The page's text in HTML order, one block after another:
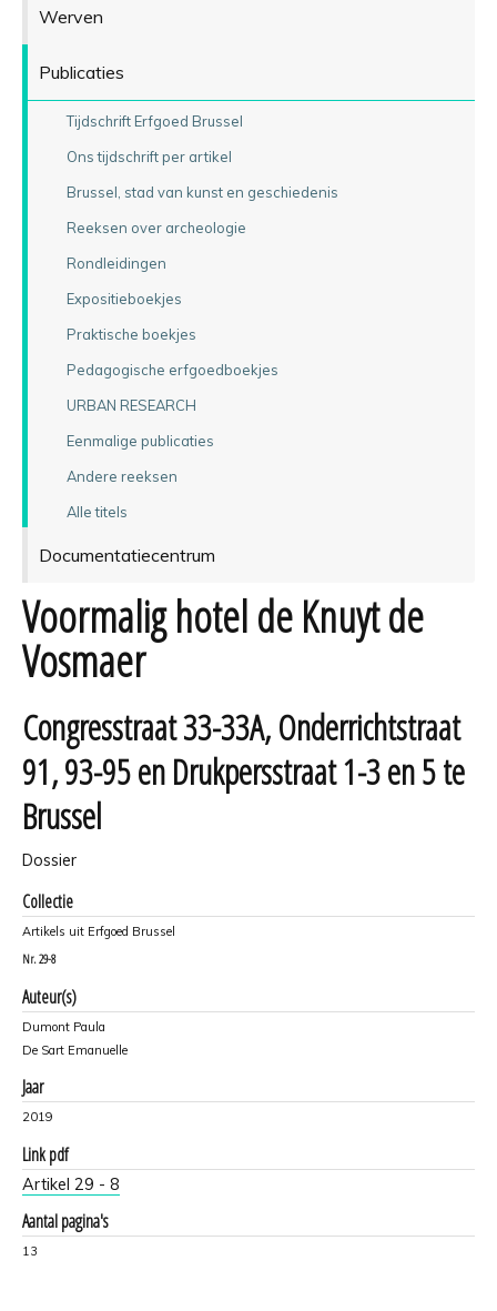
Werven
Publicaties
Tijdschrift Erfgoed Brussel
Ons tijdschrift per artikel
Brussel, stad van kunst en geschiedenis
Reeksen over archeologie
Rondleidingen
Expositieboekjes
Praktische boekjes
Pedagogische erfgoedboekjes
URBAN RESEARCH
Eenmalige publicaties
Andere reeksen
Alle titels
Documentatiecentrum
Voormalig hotel de Knuyt de
Vosmaer
Congresstraat 33-33A, Onderrichtstraat
91, 93-95 en Drukpersstraat 1-3 en 5 te
Brussel
Dossier
Collectie
Artikels uit Erfgoed Brussel
Nr. 29-8
Auteur(s)
Dumont Paula
De Sart Emanuelle
Jaar
2019
Link pdf
Artikel 29 - 8
Aantal pagina's
13